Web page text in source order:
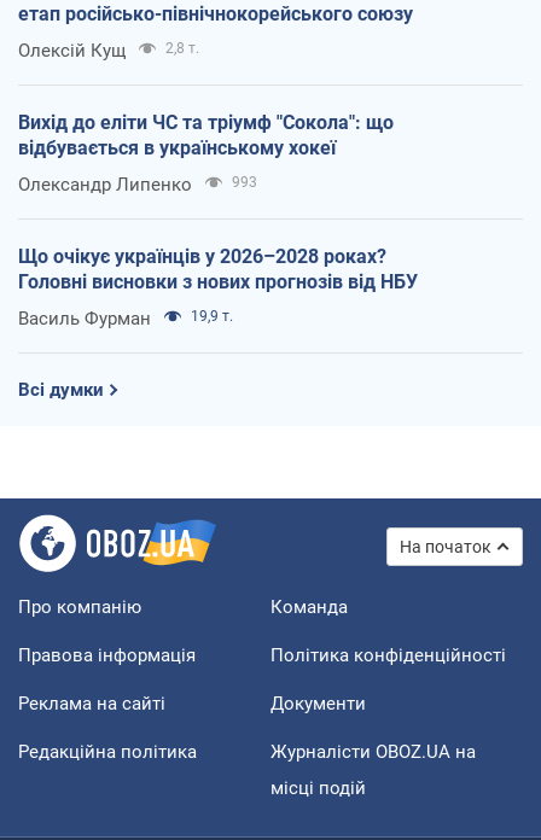
етап російсько-північнокорейського союзу
Олексій Кущ 2,8 т.
Вихід до еліти ЧС та тріумф "Сокола": що
відбувається в українському хокеї
Олександр Липенко 993
Що очікує українців у 2026–2028 роках?
Головні висновки з нових прогнозів від НБУ
Василь Фурман 19,9 т.
Всі думки
На початок
Про компанію Команда
Правова інформація Політика конфіденційності
Реклама на сайті Документи
Редакційна політика
Журналісти OBOZ.UA на
місці подій